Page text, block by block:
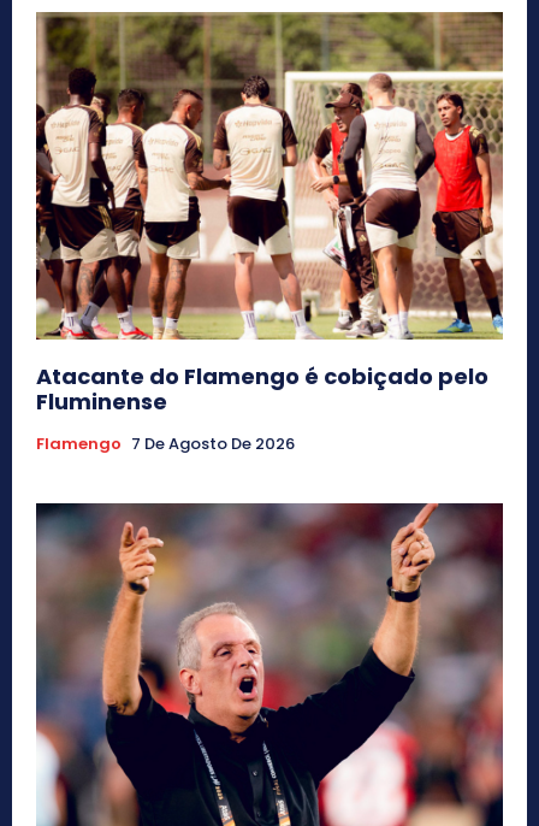
Atacante do Flamengo é cobiçado pelo
Fluminense
Flamengo 7 De Agosto De 2026